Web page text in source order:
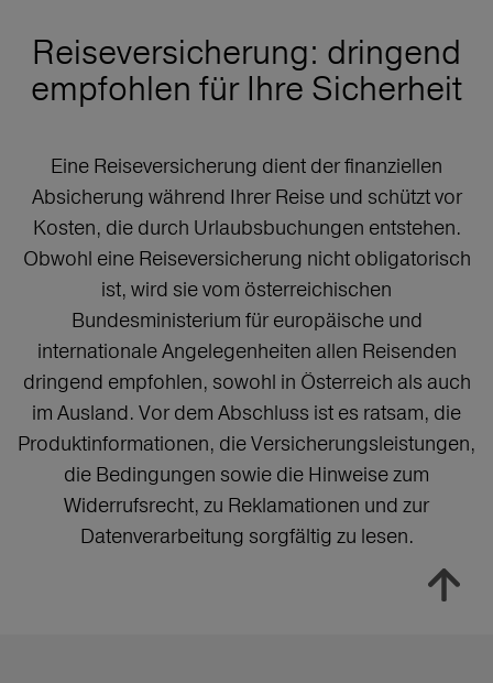
Reiseversicherung: dringend
empfohlen für Ihre Sicherheit
Eine Reiseversicherung dient der finanziellen
Absicherung während Ihrer Reise und schützt vor
Kosten, die durch Urlaubsbuchungen entstehen.
Obwohl eine Reiseversicherung nicht obligatorisch
ist, wird sie vom österreichischen
Bundesministerium für europäische und
internationale Angelegenheiten allen Reisenden
dringend empfohlen, sowohl in Österreich als auch
im Ausland. Vor dem Abschluss ist es ratsam, die
Produktinformationen, die Versicherungsleistungen,
die Bedingungen sowie die Hinweise zum
Widerrufsrecht, zu Reklamationen und zur
Datenverarbeitung sorgfältig zu lesen.